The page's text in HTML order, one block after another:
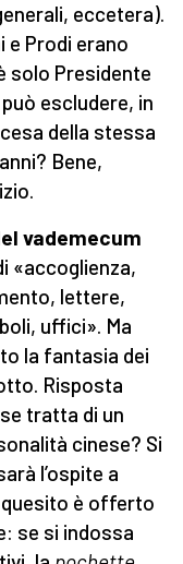
eccetera).
e Prodi erano
solo Presidente
escludere, in
della stessa
Bene,
vademecum
«accoglienza,
lettere,
uffici». Ma
la fantasia dei
Risposta
tratta di un
cinese? Si
l’ospite a
quesito è offerto
se si indossa